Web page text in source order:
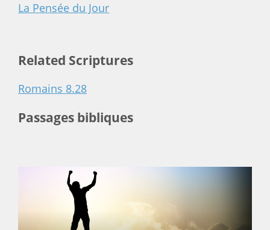
La Pensée du Jour
Related Scriptures
Romains 8.28
Passages bibliques